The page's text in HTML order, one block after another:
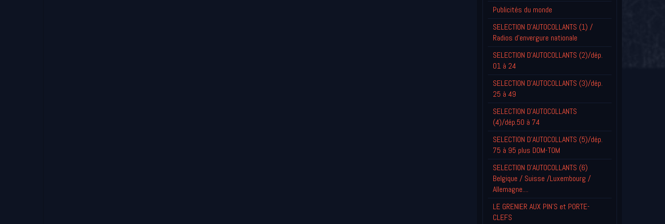
Publicités du monde
SELECTION D'AUTOCOLLANTS (1) /
Radios d'envergure nationale
SELECTION D'AUTOCOLLANTS (2)/dép.
01 à 24
SELECTION D'AUTOCOLLANTS (3)/dép.
25 à 49
SELECTION D'AUTOCOLLANTS
(4)/dép.50 à 74
SELECTION D'AUTOCOLLANTS (5)/dép.
75 à 95 plus DOM-TOM
SELECTION D'AUTOCOLLANTS (6)
Belgique / Suisse /Luxembourg /
Allemagne....
LE GRENIER AUX PIN'S et PORTE-
CLEFS